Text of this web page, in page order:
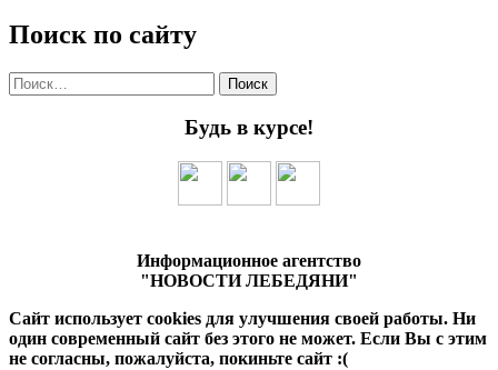
Поиск по сайту
Найти:
Будь в курсе!
Информационное агентство
"НОВОСТИ ЛЕБЕДЯНИ"
Сайт использует cookies для улучшения своей работы. Ни
один современный сайт без этого не может. Если Вы с этим
не согласны, пожалуйста, покиньте сайт :(